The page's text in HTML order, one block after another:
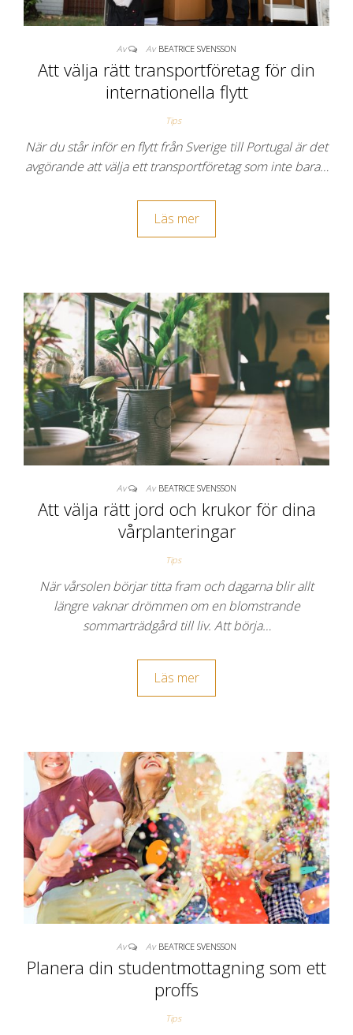
Av Av BEATRICE SVENSSON
Att välja rätt transportföretag för din
internationella flytt
Tips
När du står inför en flytt från Sverige till Portugal är det
avgörande att välja ett transportföretag som inte bara…
Läs mer
Av Av BEATRICE SVENSSON
Att välja rätt jord och krukor för dina
vårplanteringar
Tips
När vårsolen börjar titta fram och dagarna blir allt
längre vaknar drömmen om en blomstrande
sommarträdgård till liv. Att börja…
Läs mer
Av Av BEATRICE SVENSSON
Planera din studentmottagning som ett
proffs
Tips